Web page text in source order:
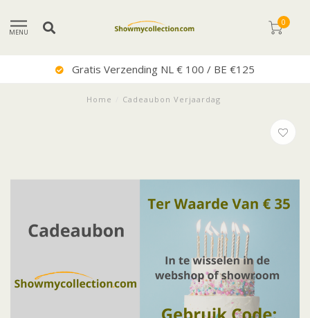
MENU
0
Uitstekende Service
Home Cadeaubon Verjaardag